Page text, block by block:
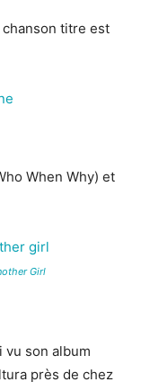
chanson titre est
When Why) et
Girl
vu son album
près de chez